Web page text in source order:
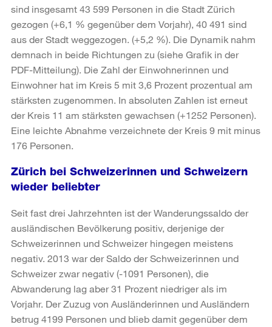
sind insgesamt 43 599 Personen in die Stadt Zürich
gezogen (+6,1 % gegenüber dem Vorjahr), 40 491 sind
aus der Stadt weggezogen. (+5,2 %). Die Dynamik nahm
demnach in beide Richtungen zu (siehe Grafik in der
PDF-Mitteilung). Die Zahl der Einwohnerinnen und
Einwohner hat im Kreis 5 mit 3,6 Prozent prozentual am
stärksten zugenommen. In absoluten Zahlen ist erneut
der Kreis 11 am stärksten gewachsen (+1252 Personen).
Eine leichte Abnahme verzeichnete der Kreis 9 mit minus
176 Personen.
Zürich bei Schweizerinnen und Schweizern
wieder beliebter
Seit fast drei Jahrzehnten ist der Wanderungssaldo der
ausländischen Bevölkerung positiv, derjenige der
Schweizerinnen und Schweizer hingegen meistens
negativ. 2013 war der Saldo der Schweizerinnen und
Schweizer zwar negativ (-1091 Personen), die
Abwanderung lag aber 31 Prozent niedriger als im
Vorjahr. Der Zuzug von Ausländerinnen und Ausländern
betrug 4199 Personen und blieb damit gegenüber dem